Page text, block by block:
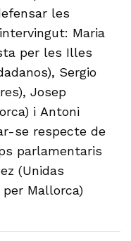
les
Maria
per les Illes
Sergio
Josep
i Antoni
se respecte de
parlamentaris
(Unidas
per Mallorca)